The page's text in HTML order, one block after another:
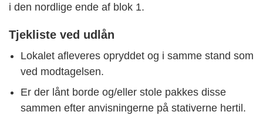
i den nordlige ende af blok 1.
Tjekliste ved udlån
Lokalet afleveres opryddet og i samme stand som
ved modtagelsen.
Er der lånt borde og/eller stole pakkes disse
sammen efter anvisningerne på stativerne hertil.